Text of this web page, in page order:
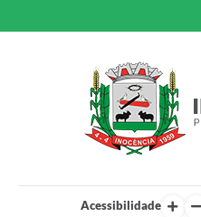
Acessibilidade